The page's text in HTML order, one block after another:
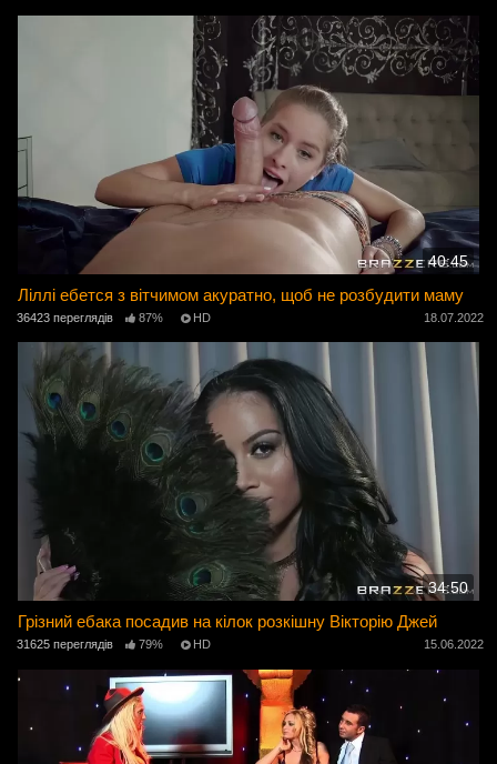
40:45
Ліллі ебется з вітчимом акуратно, щоб не розбудити маму
36423 переглядів 87% HD 18.07.2022
34:50
Грізний ебака посадив на кілок розкішну Вікторію Джей
31625 переглядів 79% HD 15.06.2022